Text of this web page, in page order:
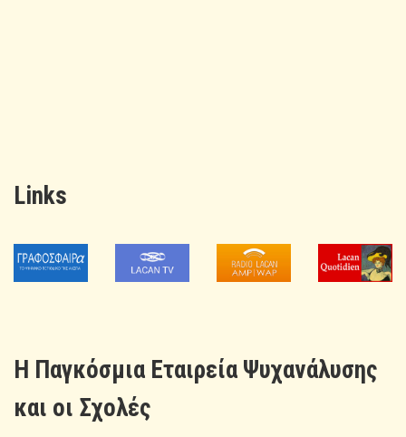
Links
H Παγκόσμια Εταιρεία Ψυχανάλυσης
και οι Σχολές